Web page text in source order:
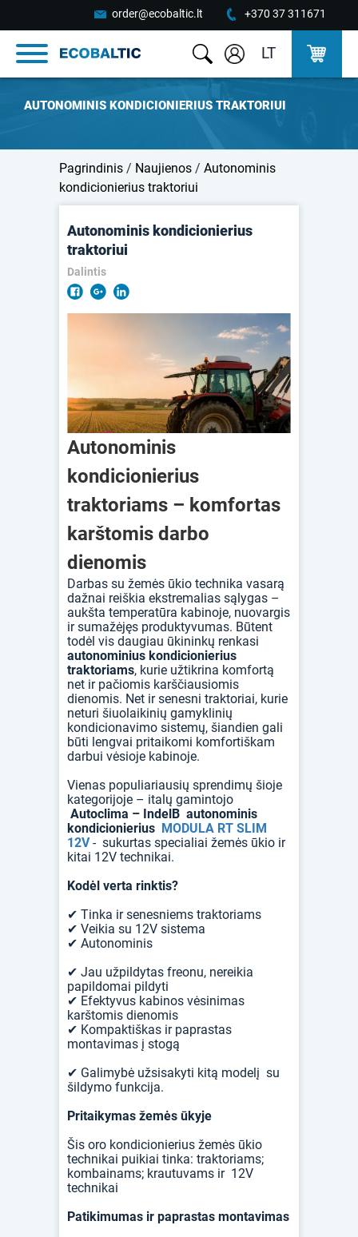
order@ecobaltic.lt +370 37 311671
LT
AUTONOMINIS KONDICIONIERIUS TRAKTORIUI
Pagrindinis / Naujienos / Autonominis
kondicionierius traktoriui
Autonominis kondicionierius
traktoriui
Dalintis
Autonominis
kondicionierius
traktoriams – komfortas
karštomis darbo
dienomis
Darbas su žemės ūkio technika vasarą
dažnai reiškia ekstremalias sąlygas –
aukšta temperatūra kabinoje, nuovargis
ir sumažėjęs produktyvumas. Būtent
todėl vis daugiau ūkininkų renkasi
autonominius kondicionierius
traktoriams, kurie užtikrina komfortą
net ir pačiomis karščiausiomis
dienomis. Net ir senesni traktoriai, kurie
neturi šiuolaikinių gamyklinių
kondicionavimo sistemų, šiandien gali
būti lengvai pritaikomi komfortiškam
darbui vėsioje kabinoje.
Vienas populiariausių sprendimų šioje
kategorijoje – italų gamintojo
Autoclima – IndelB autonominis
kondicionierius MODULA RT SLIM
12V - sukurtas specialiai žemės ūkio ir
kitai 12V technikai.
Kodėl verta rinktis?
✔ Tinka ir senesniems traktoriams
✔ Veikia su 12V sistema
✔ Autonominis
✔ Jau užpildytas freonu, nereikia
papildomai pildyti
✔ Efektyvus kabinos vėsinimas
karštomis dienomis
✔ Kompaktiškas ir paprastas
montavimas į stogą
✔ Galimybė užsisakyti kitą modelį su
šildymo funkcija.
Pritaikymas žemės ūkyje
Šis oro kondicionierius žemės ūkio
technikai puikiai tinka: traktoriams;
kombainams; krautuvams ir 12V
technikai
Patikimumas ir paprastas montavimas